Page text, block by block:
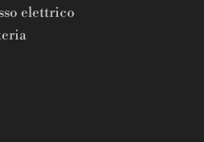
elettrico